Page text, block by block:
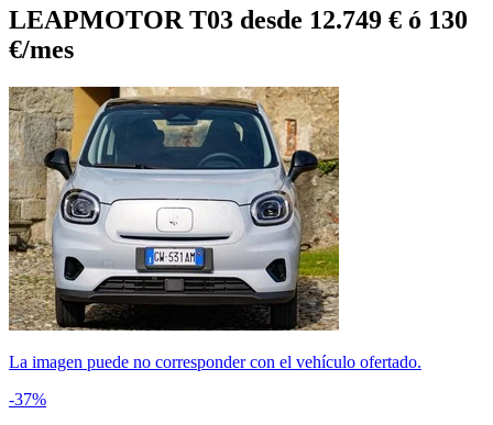
LEAPMOTOR T03 desde 12.749 € ó 130
€/mes
La imagen puede no corresponder con el vehículo ofertado.
-37%